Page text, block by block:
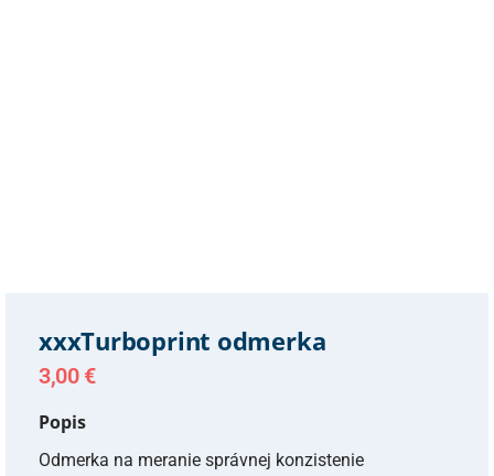
xxxTurboprint odmerka
3,00 €
Popis
Odmerka na meranie správnej konzistenie